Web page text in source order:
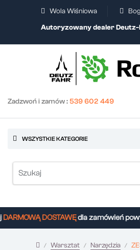
Wola Wiśniowa
Autoryzowany dealer Deutz-
Zadzwoń i zamów :539 602 449
WSZYSTKIE KATEGORIE
DOSTAWĘdla zamówień
Warsztat Narzędzia